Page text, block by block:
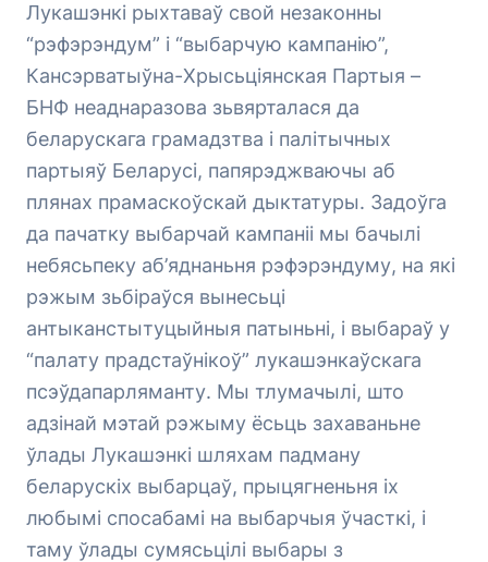
Лукашэнкі рыхтаваў свой незаконны
“рэфэрэндум” і “выбарчую кампанію”,
Кансэрватыўна-Хрысьціянская Партыя –
БНФ неаднаразова зьвярталася да
беларускага грамадзтва і палітычных
партыяў Беларусі, папярэджваючы аб
плянах прамаскоўскай дыктатуры. Задоўга
да пачатку выбарчай кампаніі мы бачылі
небясьпеку аб’яднаньня рэфэрэндуму, на які
рэжым зьбіраўся вынесьці
антыканстытуцыйныя патыньні, і выбараў у
“палату прадстаўнікоў” лукашэнкаўскага
псэўдапарляманту. Мы тлумачылі, што
адзінай мэтай рэжыму ёсьць захаваньне
ўлады Лукашэнкі шляхам падману
беларускіх выбарцаў, прыцягненьня іх
любымі спосабамі на выбарчыя ўчасткі, і
таму ўлады сумясьцілі выбары з